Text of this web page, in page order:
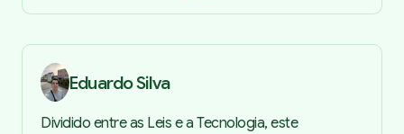
Eduardo Silva
Dividido entre as Leis e a Tecnologia, este